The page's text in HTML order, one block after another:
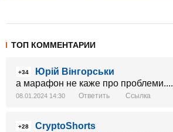
ТОП КОММЕНТАРИИ
+34
Юрій Вінгорськи
а марафон не каже про проблеми....
08.01.2024 14:30 Ответить Ссылка
+28
CryptoShorts